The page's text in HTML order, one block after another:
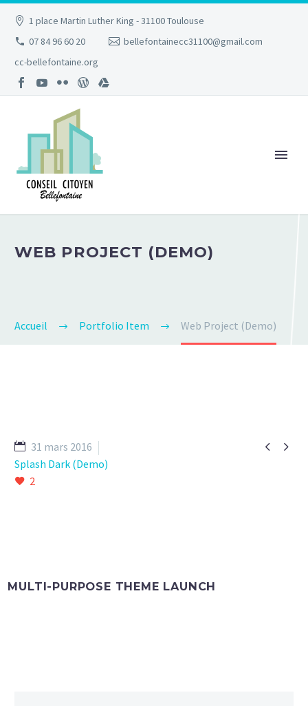
1 place Martin Luther King - 31100 Toulouse
07 84 96 60 20
bellefontainecc31100@gmail.com
cc-bellefontaine.org
WEB PROJECT (DEMO)
Accueil Portfolio Item Web Project (Demo)
 
31 mars 2016
Splash Dark (Demo)
2
MULTI-PURPOSE THEME LAUNCH